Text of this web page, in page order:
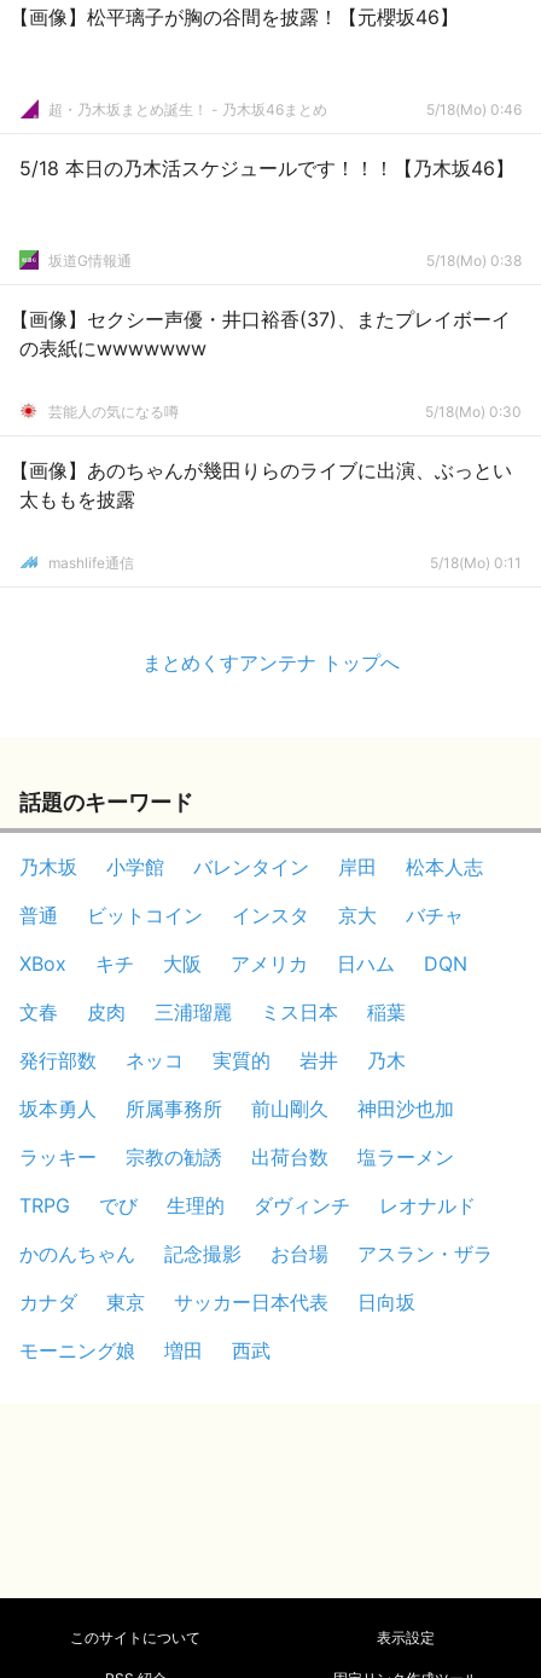
【画像】松平璃子が胸の谷間を披露！【元櫻坂46】
超・乃木坂まとめ誕生！ - 乃木坂46まとめ 5/18(Mo) 0:46
5/18 本日の乃木活スケジュールです！！！【乃木坂46】
坂道G情報通 5/18(Mo) 0:38
【画像】セクシー声優・井口裕香(37)、またプレイボーイ
の表紙にwwwwwww
芸能人の気になる噂 5/18(Mo) 0:30
【画像】あのちゃんが幾田りらのライブに出演、ぶっとい
太ももを披露
mashlife通信 5/18(Mo) 0:11
まとめくすアンテナ トップへ
話題のキーワード
乃木坂 小学館 バレンタイン 岸田
松本人志
普通
ビットコイン インスタ 京大
バチャ
XBox
キチ 大阪 アメリカ 日ハム
DQN
文春
皮肉 三浦瑠麗 ミス日本
稲葉
発行部数
ネッコ 実質的 岩井
乃木
坂本勇人
所属事務所 前山剛久
神田沙也加
ラッキー
宗教の勧誘 出荷台数
塩ラーメン
TRPG
でび 生理的 ダヴィンチ
レオナルド
かのんちゃん
記念撮影 お台場
アスラン・ザラ
カナダ
東京 サッカー日本代表
日向坂
モーニング娘
増田 西武
このサイトについて 表示設定